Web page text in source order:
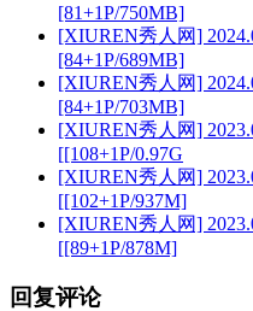
[81+1P/750MB]
[XIUREN秀人网]
[84+1P/689MB]
[XIUREN秀人网]
[84+1P/703MB]
[XIUREN秀人网]
[[108+1P/0.97G
[XIUREN秀人网]
[[102+1P/937M]
[XIUREN秀人网]
[[89+1P/878M]
回复评论